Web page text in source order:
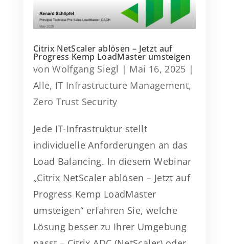
Citrix NetScaler ablösen – Jetzt auf
Progress Kemp LoadMaster umsteigen
vonWolfgang Siegl | Mai 16, 2025 |
Alle, IT Infrastructure Management,
Zero Trust Security
Jede IT-Infrastruktur stellt
individuelle Anforderungen an das
Load Balancing. In diesem Webinar
„Citrix NetScaler ablösen – Jetzt auf
Progress Kemp LoadMaster
umsteigen“ erfahren Sie, welche
Lösung besser zu Ihrer Umgebung